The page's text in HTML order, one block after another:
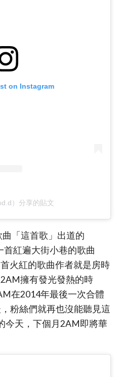
on Instagram
）分享的貼文
「這首歌」出道的
紅遍大街小巷的歌曲
火紅的歌曲作者就是房時
擁有發光發熱的時
在2014年最後一次合體
粉絲們就再也沒能聽見這
今天，下個月2AM即將華